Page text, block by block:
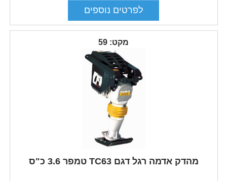
מקט: 59
מהדק אדמה רגל דגם TC63 טמפר 3.6 כ"ס